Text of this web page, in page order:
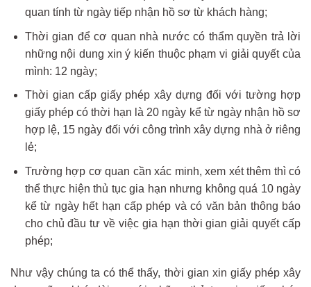
quan tính từ ngày tiếp nhận hồ sơ từ khách hàng;
Thời gian để cơ quan nhà nước có thẩm quyền trả lời
những nội dung xin ý kiến thuộc phạm vi giải quyết của
mình: 12 ngày;
Thời gian cấp giấy phép xây dựng đối với tường hợp
giấy phép có thời hạn là 20 ngày kể từ ngày nhận hồ sơ
hợp lệ, 15 ngày đối với công trình xây dựng nhà ở riêng
lẻ;
Trường hợp cơ quan cần xác minh, xem xét thêm thì có
thể thực hiện thủ tục gia hạn nhưng không quá 10 ngày
kể từ ngày hết hạn cấp phép và có văn bản thông báo
cho chủ đầu tư về việc gia hạn thời gian giải quyết cấp
phép;
Như vậy chúng ta có thể thấy, thời gian xin giấy phép xây